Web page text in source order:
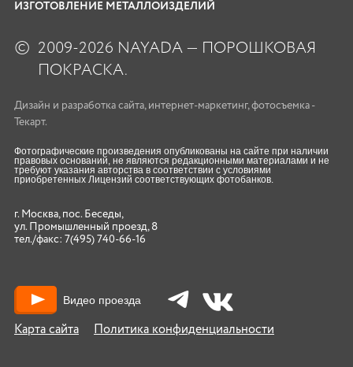
ИЗГОТОВЛЕНИЕ МЕТАЛЛОИЗДЕЛИЙ
© 2009-2026 NAYADA — ПОРОШКОВАЯ
ПОКРАСКА.
Дизайн и разработка сайта, интернет-маркетинг,фотосъемка -
Текарт.
Фотографические произведения опубликованы на сайте при наличии
правовых оснований, не являются редакционными материалами и не
требуют указания авторства в соответствии с условиями
приобретенных Лицензий соответствующих фотобанков.
г. Москва, пос. Беседы,
ул. Промышленный проезд, 8
тел./факс: 7(495) 740-66-16
Карта сайта Политика конфиденциальности
Видео проезда